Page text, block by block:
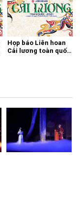
Họp báo Liên hoan
Cải lương toàn quốc